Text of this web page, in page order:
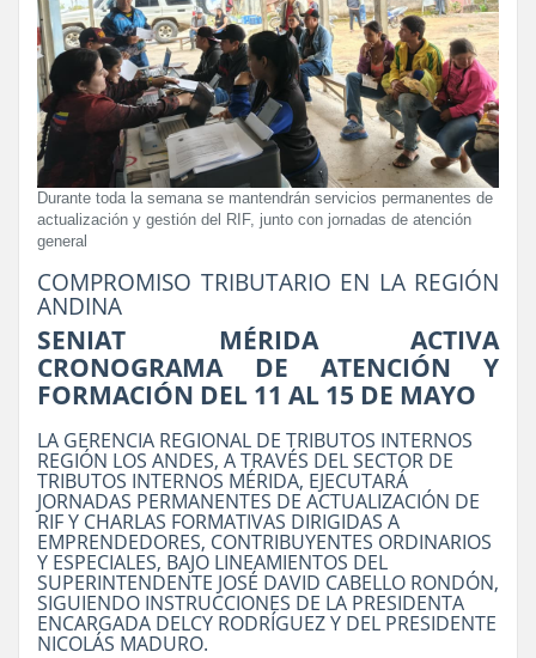
Durante toda la semana se mantendrán servicios permanentes de
actualización y gestión del RIF, junto con jornadas de atención
general
COMPROMISO TRIBUTARIO EN LA REGIÓN
ANDINA
SENIAT MÉRIDA ACTIVA
CRONOGRAMA DE ATENCIÓN Y
FORMACIÓN DEL 11 AL 15 DE MAYO
LA GERENCIA REGIONAL DE TRIBUTOS INTERNOS
REGIÓN LOS ANDES, A TRAVÉS DEL SECTOR DE
TRIBUTOS INTERNOS MÉRIDA, EJECUTARÁ
JORNADAS PERMANENTES DE ACTUALIZACIÓN DE
RIF Y CHARLAS FORMATIVAS DIRIGIDAS A
EMPRENDEDORES, CONTRIBUYENTES ORDINARIOS
Y ESPECIALES, BAJO LINEAMIENTOS DEL
SUPERINTENDENTE JOSÉ DAVID CABELLO RONDÓN,
SIGUIENDO INSTRUCCIONES DE LA PRESIDENTA
ENCARGADA DELCY RODRÍGUEZ Y DEL PRESIDENTE
NICOLÁS MADURO.